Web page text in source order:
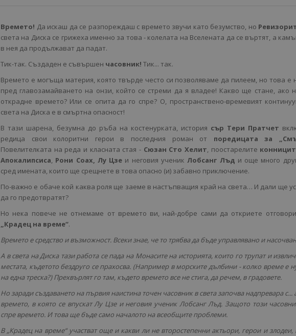
Времето! Да искаш да се разпореждаш с времето звучи като безумство, но
света на Диска се грижеха именно за това - колелата на Вселената да се въртят, а
в нея да продължават да падат.
Тик-так. Създаден е съвършен часовник! Тик... так.
Времето е могъща материя, която твърде често си позволяваме да пилеем, но това е
пред главозамайването на онзи, който се стреми да я владее! Какво ще стане, ако
открадне времето? Или се опита да го спре? О, пространствено-времевият
света на Диска е в смъртна опасност!
В тази шарена, безумна до ръба на костенурката, история сър Тери Пратчет
редица свои колоритни герои в последния роман от поредицата за
Повелителката на реда и класната стая - Сюзан Сто Хелит, поостарелите
Апокалипсиса, Рони Соах, Лу Цзе и неговия ученикЛобсанг Лъд и още много
сред имената, които ще срещнете в това опасно (и) забавно приключение.
По-важно е обаче кой каква роля ще заеме в настъпващия край на света… И дали ще
да го предотвратят?
Но нека повече не отнемаме от времето ви, най-добре сами да откриете
„Крадец на време“.
Времето е средство и възможност. Всеки знае, че то трябва да бъде управлявано и
А в света на Диска тази работа се пада на Монасите на историята, които го трупат и
местата, къдетото бездруго се прахосва. (Например в морските дълбини - колко време е
на една треска?) Прехвърлят го там, където времето все не стига, да речем, в градовете.
Но заради създаването на първия наистина точен часовник в света започва надпревара с...
времето, в която се впускат Лу Цзе и неговия ученик Лобсанг Лъд. Защото този
спре времето. И това ще бъде само началото на всеобщите проблеми.
В „Крадец на време“ участват още и какви ли не второстепенни актьори, герои и злодеи,